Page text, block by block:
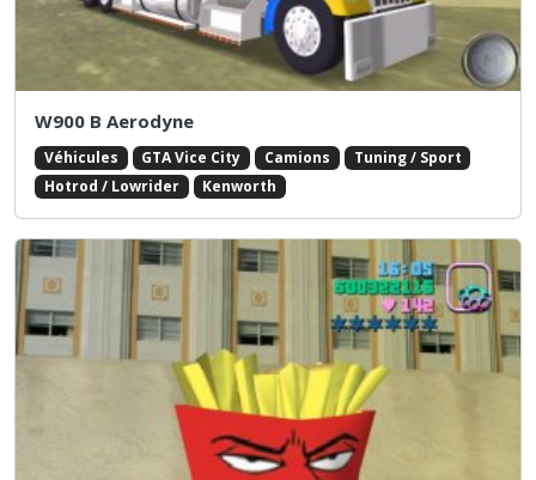
W900 B Aerodyne
Véhicules GTA Vice City Camions
Tuning / Sport
Hotrod / Lowrider
Kenworth